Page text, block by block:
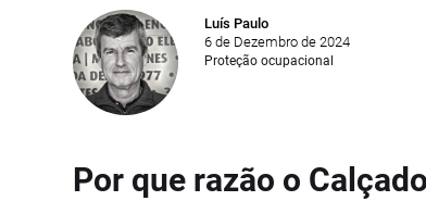
Luís Paulo
6 de Dezembro de 2024
Proteção ocupacional
Por que razão o